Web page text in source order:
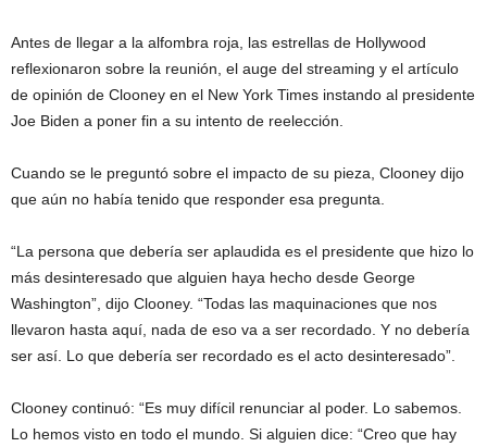
Antes de llegar a la alfombra roja, las estrellas de Hollywood
reflexionaron sobre la reunión, el auge del streaming y el artículo
de opinión de Clooney en el New York Times instando al presidente
Joe Biden a poner fin a su intento de reelección.
Cuando se le preguntó sobre el impacto de su pieza, Clooney dijo
que aún no había tenido que responder esa pregunta.
“La persona que debería ser aplaudida es el presidente que hizo lo
más desinteresado que alguien haya hecho desde George
Washington”, dijo Clooney. “Todas las maquinaciones que nos
llevaron hasta aquí, nada de eso va a ser recordado. Y no debería
ser así. Lo que debería ser recordado es el acto desinteresado”.
Clooney continuó: “Es muy difícil renunciar al poder. Lo sabemos.
Lo hemos visto en todo el mundo. Si alguien dice: “Creo que hay